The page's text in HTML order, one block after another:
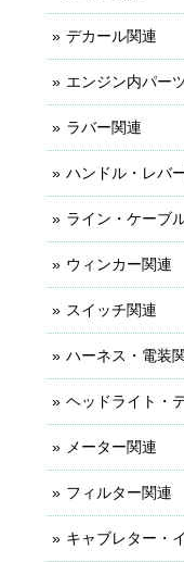
デカール関連
エンジン内パー
ラバー関連
ハンドル・レバ
ライン・ケーブ
ウィンカー関連
スイッチ関連
ハーネス・電装
ヘッドライト・
メーター関連
フィルター関連
キャブレター・